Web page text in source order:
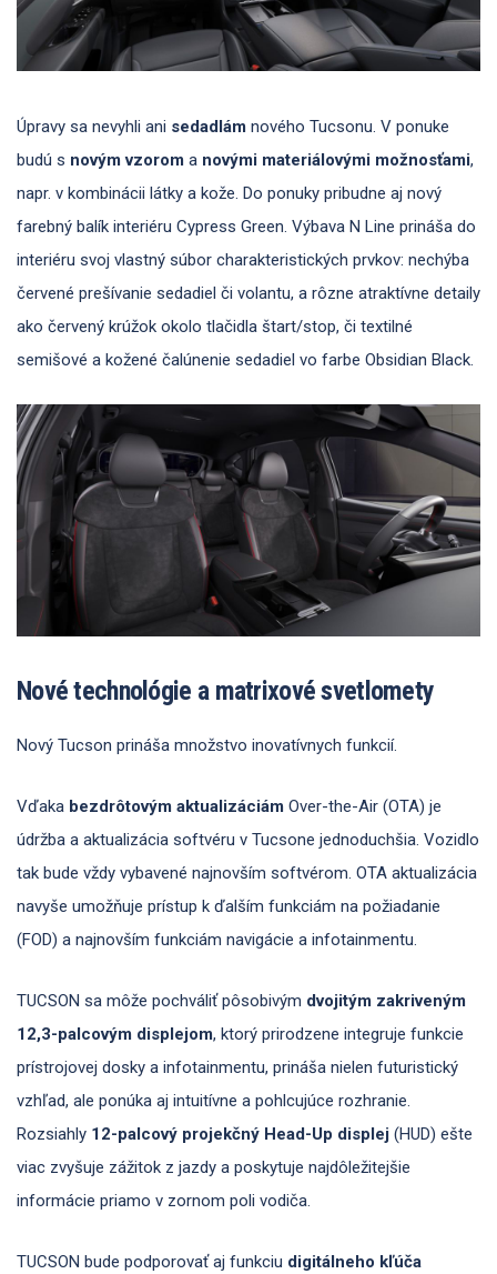
Úpravy sa nevyhli ani sedadlám nového Tucsonu. V ponuke
budú s novým vzorom a novými materiálovými možnosťami,
napr. v kombinácii látky a kože. Do ponuky pribudne aj nový
farebný balík interiéru Cypress Green. Výbava N Line prináša do
interiéru svoj vlastný súbor charakteristických prvkov: nechýba
červené prešívanie sedadiel či volantu, a rôzne atraktívne detaily
ako červený krúžok okolo tlačidla štart/stop, či textilné
semišové a kožené čalúnenie sedadiel vo farbe Obsidian Black.
Nové technológie a matrixové svetlomety
Nový Tucson prináša množstvo inovatívnych funkcií.
Vďaka bezdrôtovým aktualizáciám Over-the-Air (OTA) je
údržba a aktualizácia softvéru v Tucsone jednoduchšia. Vozidlo
tak bude vždy vybavené najnovším softvérom. OTA aktualizácia
navyše umožňuje prístup k ďalším funkciám na požiadanie
(FOD) a najnovším funkciám navigácie a infotainmentu.
TUCSON sa môže pochváliť pôsobivým dvojitým zakriveným
12,3-palcovým displejom, ktorý prirodzene integruje funkcie
prístrojovej dosky a infotainmentu, prináša nielen futuristický
vzhľad, ale ponúka aj intuitívne a pohlcujúce rozhranie.
Rozsiahly 12-palcový projekčný Head-Up displej (HUD) ešte
viac zvyšuje zážitok z jazdy a poskytuje najdôležitejšie
informácie priamo v zornom poli vodiča.
TUCSON bude podporovať aj funkciu digitálneho kľúča